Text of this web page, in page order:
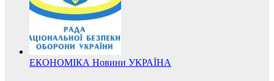
ЕКОНОМІКА Новини УКРАЇНА